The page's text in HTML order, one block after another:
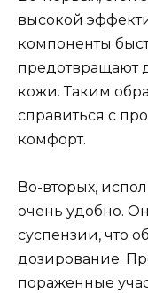
высокой
компоненты
предотвращают
кожи. Таким
справиться с
комфорт.
Во-вторых,
очень удобно.
суспензии, что
дозирование.
пораженные